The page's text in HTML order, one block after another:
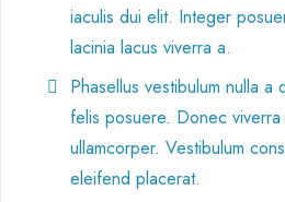
iaculis dui elit. Integer
lacinia lacus viverra a.
Phasellus vestibulum nulla a
felis posuere. Donec
ullamcorper. Vestibulum
eleifend placerat.